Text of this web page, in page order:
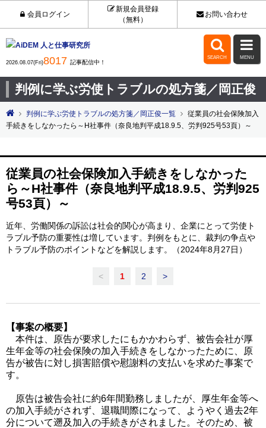
会員ログイン
新規会員登録
（無料）
お問い合わせ
2026.08.07(Fri)8017 記事配信中！

SEARCH

MENU
判例に学ぶ労使トラブルの処方箋／岡正俊
判例に学ぶ労使トラブルの処方箋／岡正俊一覧
従業員の社会保険加入
手続きをしなかったら～H社事件（奈良地判平成18.9.5、労判925号53頁）～
従業員の社会保険加入手続きをしなかった
ら～H社事件（奈良地判平成18.9.5、労判925
号53頁）～
近年、労働関係の訴訟は社会的関心が高まり、企業にとって労使ト
ラブル予防の重要性は増しています。判例をもとに、裁判の争点や
トラブル予防のポイントなどを解説します。（2024年8月27日）
< 1 2 >
【事案の概要】
本件は、原告が要求したにもかかわらず、被告会社が厚
生年金等の社会保険の加入手続きをしなかったために、原
告が被告に対し損害賠償や慰謝料の支払いを求めた事案で
す。
原告は被告会社に約6年間勤務しましたが、厚生年金等へ
の加入手続がされず、退職間際になって、ようやく過去2年
分について遡及加入の手続きがされました。そのため、被